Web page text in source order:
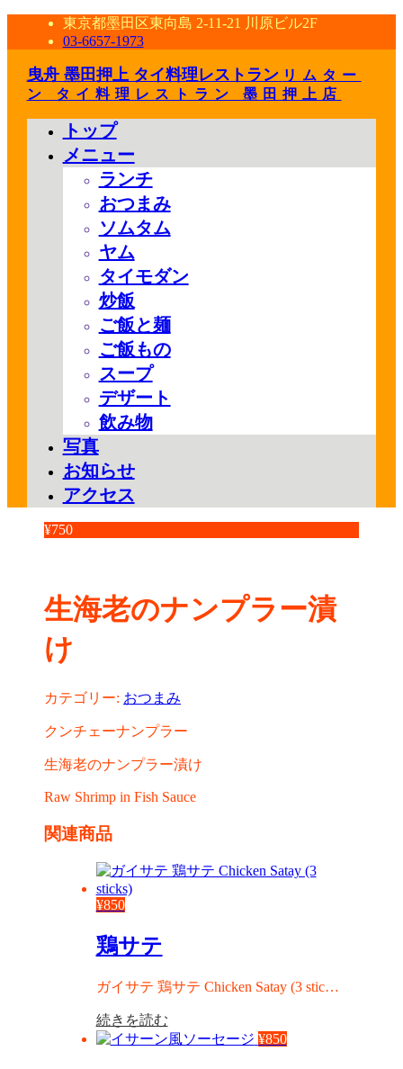
東京都墨田区東向島 2-11-21 川原ビル2F
03-6657-1973
曳舟 墨田押上 タイ料理レストラン リムター
ン タイ料理レストラン 墨田押上店
トップ
メニュー
ランチ
おつまみ
ソムタム
ヤム
タイモダン
炒飯
ご飯と麺
ご飯もの
スープ
デザート
飲み物
写真
お知らせ
アクセス
¥750
生海老のナンプラー漬
け
カテゴリー: おつまみ
クンチェーナンプラー
生海老のナンプラー漬け
Raw Shrimp in Fish Sauce
関連商品
¥850
鶏サテ
ガイサテ 鶏サテ Chicken Satay (3 stic…
続きを読む
¥850